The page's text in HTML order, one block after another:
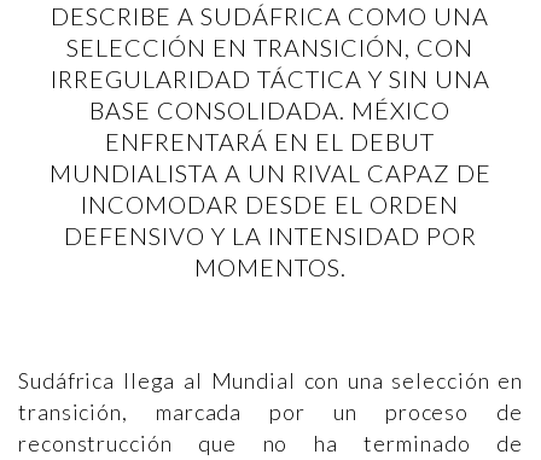
DESCRIBE A SUDÁFRICA COMO UNA
SELECCIÓN EN TRANSICIÓN, CON
IRREGULARIDAD TÁCTICA Y SIN UNA
BASE CONSOLIDADA. MÉXICO
ENFRENTARÁ EN EL DEBUT
MUNDIALISTA A UN RIVAL CAPAZ DE
INCOMODAR DESDE EL ORDEN
DEFENSIVO Y LA INTENSIDAD POR
MOMENTOS.
Sudáfrica llega al Mundial con una selección en
transición, marcada por un proceso de
reconstrucción que no ha terminado de